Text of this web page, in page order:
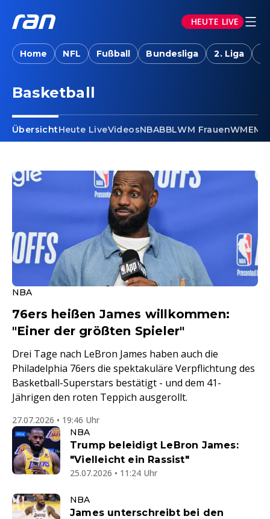
HEUTE LIVE
Home NFL Fußball Bundesliga 2. Liga
Basketball
ÜbersichtHeute LiveVideosNBABBLWM FrauenWMEM
NBA
76ers heißen James willkommen:
"Einer der größten Spieler"
Drei Tage nach LeBron James haben auch die
Philadelphia 76ers die spektakuläre Verpflichtung des
Basketball-Superstars bestätigt - und dem 41-
Jährigen den roten Teppich ausgerollt.
27.07.2026 • 19:46 Uhr
NBA
Trump beleidigt LeBron James:
"Vielleicht ein Rassist"
25.07.2026 • 11:24 Uhr
NBA
James unterschreibt bei den